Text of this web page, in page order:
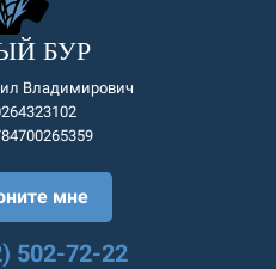
БУР
Владимирович
мне
502-72-22